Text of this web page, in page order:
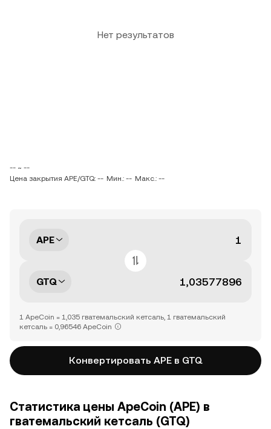
Нет результатов
-- ~ --
Цена закрытия APE/GTQ: -- Мин.: -- Макс.: --
APE
GTQ
1 ApeCoin = 1,035 гватемальский кетсаль, 1 гватемальский
кетсаль = 0,96546 ApeCoin
Конвертировать APE в GTQ
Статистика цены ApeCoin (APE) в
гватемальский кетсаль (GTQ)